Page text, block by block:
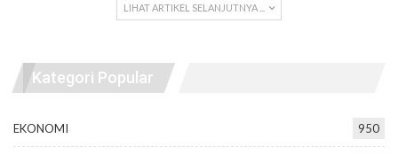
LIHAT ARTIKEL SELANJUTNYA ...
Kategori Popular
EKONOMI 950